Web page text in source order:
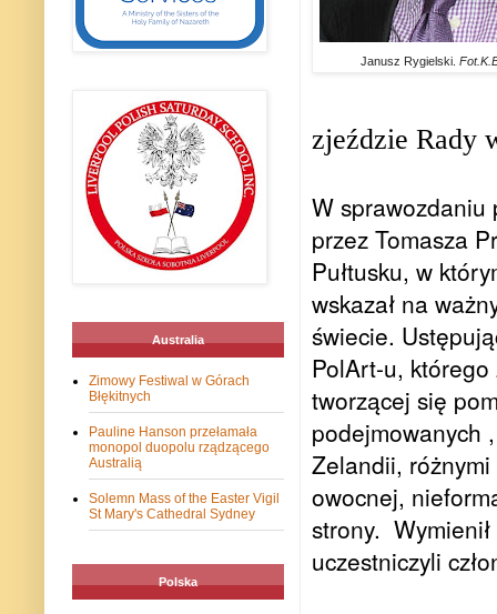
Janusz Rygielski.
zjeździe Rady
W sprawozdaniu
przez Tomasza
Pułtusku, w
wskazał na
świecie.
PolArt-u, którego
tworzącej się
podejmowanych
Zelandii,
owocnej,
strony.
uczestniczyli
Australia
Zimowy Festiwal w Górach
Błękitnych
Pauline Hanson przełamała
monopol duopolu rządzącego
Australią
Solemn Mass of the Easter Vigil
St Mary's Cathedral Sydney
Polska